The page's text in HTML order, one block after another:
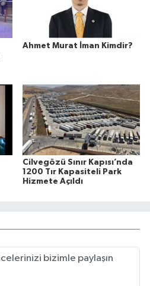
Ahmet Murat İman Kimdir?
Cilvegözü Sınır Kapısı’nda
1200 Tır Kapasiteli Park
Hizmete Açıldı